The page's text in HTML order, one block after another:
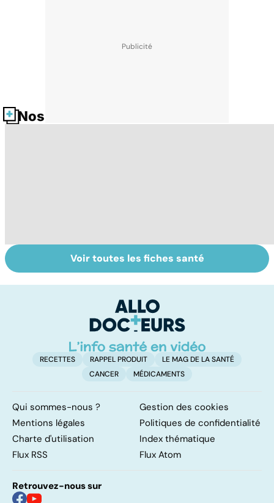
Nos fiches santé
Grand froid : nos
conseils
Perturbateurs
endocriniens :
notre santé
Voir toutes les fiches santé
RECETTES RAPPEL PRODUIT
LE MAG DE LA SANTÉ
CANCER
MÉDICAMENTS
Qui sommes-nous ?
Gestion des cookies
Mentions légales
Politiques de confidentialité
Charte d'utilisation
Index thématique
Flux RSS
Flux Atom
Retrouvez-nous sur